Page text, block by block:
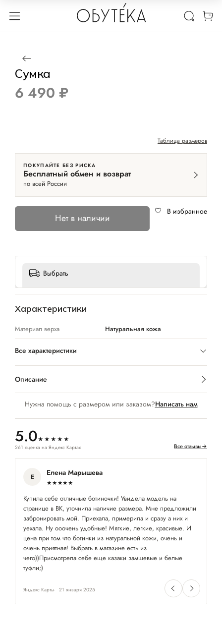
1 / 5
Сумка
6 490 ₽
Таблица размеров
ПОКУПАЙТЕ БЕЗ РИСКА
Бесплатный обмен и возврат
по всей России
Нет в наличии
В избранное
Выбрать
Нужна помощь с размером или заказом?Написать нам
5.0★★★★★
261 оценка на Яндекс Картах Все отзывы→
Е Елена Марышева
★★★★★
Купила себе отличные ботиночки! Увидела модель на
странице в ВК, уточнила наличие размера. Мне предложили
забронировать мой. Приехала, примерила и сразу а них и
уехала. Ну ооочень удобные! Мягкие, легкие, красивые. И
цена при том что ботинки из натуральной кожи, очень и
очень приятная! Выбрать в магазине есть из
чего))Присмотрела себе еще казаки замшевые и белые
туфли;)
Яндекс Карты 21 января 2025
Характеристики
Материал верха Натуральная кожа
Все характеристики
Описание